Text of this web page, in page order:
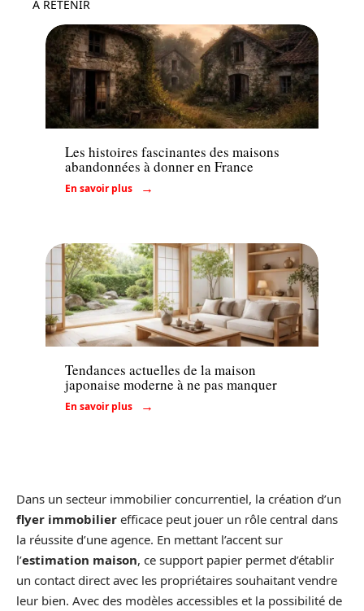
À RETENIR
Conseils
Les histoires fascinantes des maisons
abandonnées à donner en France
En savoir plus
Immo
Tendances actuelles de la maison
japonaise moderne à ne pas manquer
En savoir plus
Dans un secteur immobilier concurrentiel, la création d’un
flyer immobilier efficace peut jouer un rôle central dans
la réussite d’une agence. En mettant l’accent sur
l’estimation maison, ce support papier permet d’établir
un contact direct avec les propriétaires souhaitant vendre
leur bien. Avec des modèles accessibles et la possibilité de